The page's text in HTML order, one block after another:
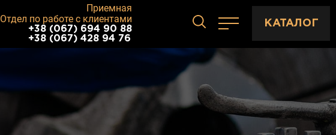
Приемная
Отдел по работе с клиентами
+38 (067) 694 90 88
+38 (067) 428 94 76
КАТАЛОГ